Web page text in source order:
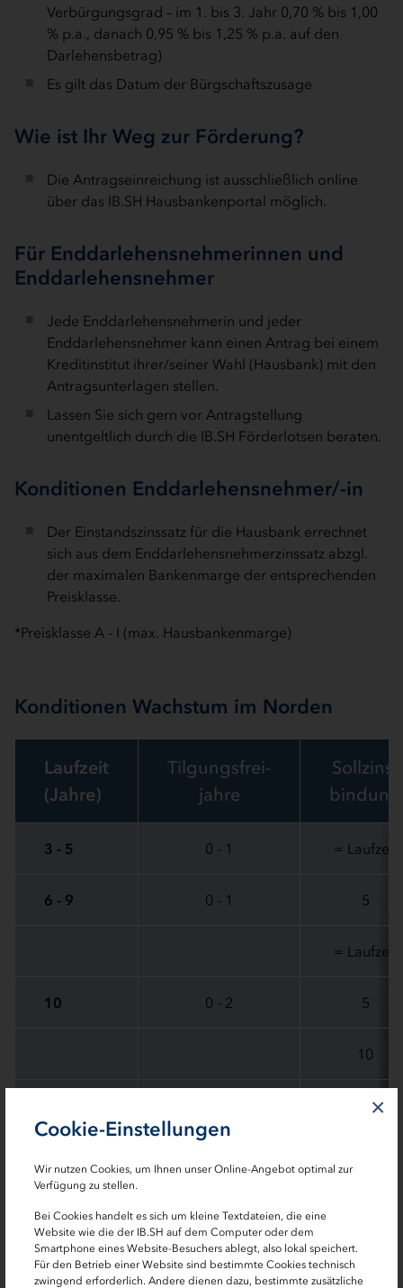
Cookie-Einstellungen
Wir nutzen Cookies, um Ihnen unser Online-Angebot optimal zur
Verfügung zu stellen.
Bei Cookies handelt es sich um kleine Textdateien, die eine
Website wie die der IB.SH auf dem Computer oder dem
Smartphone eines Website-Besuchers ablegt, also lokal speichert.
Für den Betrieb einer Website sind bestimmte Cookies technisch
zwingend erforderlich. Andere dienen dazu, bestimmte zusätzliche
×
Verbürgungsgrad – im 1. bis 3. Jahr 0,70 % bis 1,00
% p.a., danach 0,95 % bis 1,25 % p.a. auf den
Darlehensbetrag)
Es gilt das Datum der Bürgschaftszusage
Wie ist Ihr Weg zur Förderung?
Die Antragseinreichung ist ausschließlich online
über das IB.SH Hausbankenportal möglich.
Für Enddarlehensnehmerinnen und
Enddarlehensnehmer
Jede Enddarlehensnehmerin und jeder
Enddarlehensnehmer kann einen Antrag bei einem
Kreditinstitut ihrer/seiner Wahl (Hausbank) mit den
Antragsunterlagen stellen.
Lassen Sie sich gern vor Antragstellung
unentgeltlich durch die IB.SH Förderlotsen beraten.
Konditionen Enddarlehensnehmer/-in
Der Einstandszinssatz für die Hausbank errechnet
sich aus dem Enddarlehensnehmerzinssatz abzgl.
der maximalen Bankenmarge der entsprechenden
Preisklasse.
*Preisklasse A - I (max. Hausbankenmarge)
Konditionen Wachstum im Norden
Laufzeit
(Jahre)
Tilgungsfrei-
jahre
Sollzins-
bindung
3 - 5 0 - 1 = Laufzeit
6 - 9 0 - 1 5
= Laufzeit
10 0 - 2 5
10
20 0 - 3